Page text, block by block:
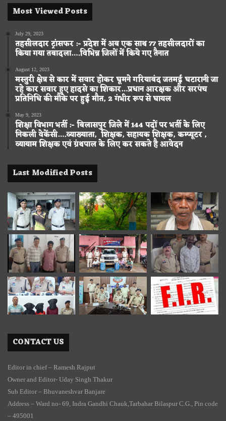
Most Viewed Posts
July 29, 2023
तहसीलदार ट्रांसफर :- प्रदेश में अब एक साथ 77 तहसीलदारों का
किया गया तबादला….विभिन्न जिलों में किये गए तैनात
August 12, 2023
मस्तुरी क्षेत्र से कार में सवार होकर घूमने गरियाबंद जतमई घटारानी जा
रहे कार सवार हुए हादसे का शिकार…प्रधान आरक्षक और सरपंच
प्रतिनिधि की मौके पर हुई मौत, 2 गंभीर रूप से घायल
May 9, 2023
शिक्षा विभाग भर्ती :- बिलासपुर जिले में 144 पदों पर भर्ती के लिए
निकली वेकेंसी….व्याख्याता, शिक्षक, सहायक शिक्षक, कम्प्यूटर ,
व्यायाम शिक्षक एवं ग्रंथपाल के लिए कर सकते है आवेदन
Last Modified Posts
CONTACT US
Editor in chief – Ramesh Rajput
Owner and Editor- Uday Singh Thakur
Sub Editor – Bhuvaneshvar Banjare
Address – Ward no- 69, Indra Gandhi Chauk,Tarbahar Bilaspur C.G., Pin code
– 495001